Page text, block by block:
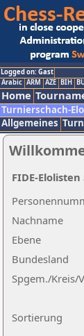
Logged on: Gast
Arabic ARM AZE BIH
Home
Turnierschach-
Allgemeines
Nachname
Ebene
Sortierung
Bundesland
Spgem./Kreis/
FIDE-Elolisten